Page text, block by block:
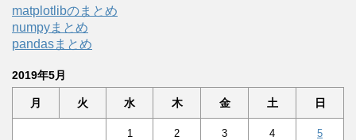
matplotlibのまとめ
numpyまとめ
pandasまとめ
2019年5月
月 火 水 木 金 土 日
1 2 3 4 5